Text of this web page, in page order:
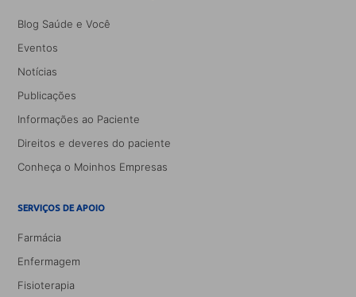
Blog Saúde e Você
Eventos
Notícias
Publicações
Informações ao Paciente
Direitos e deveres do paciente
Conheça o Moinhos Empresas
SERVIÇOS DE APOIO
Farmácia
Enfermagem
Fisioterapia